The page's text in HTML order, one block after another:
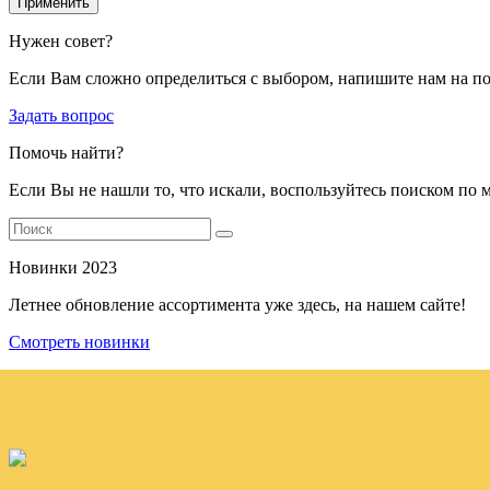
Нужен совет?
Если Вам сложно определиться с выбором, напишите нам на
Задать вопрос
Помочь найти?
Если Вы не нашли то, что искали, воспользуйтесь поиском по
Новинки 2023
Летнее обновление ассортимента уже здесь, на нашем сайте!
Смотреть новинки